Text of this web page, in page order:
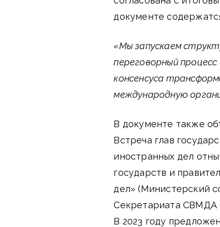
документе
«Мы запускаем
переговорный
консенсуса
международную
В документе также
Встреча глав
иностранных дел
государств и
дел» (Министерский
Секретариата СВМДА
В 2023 году